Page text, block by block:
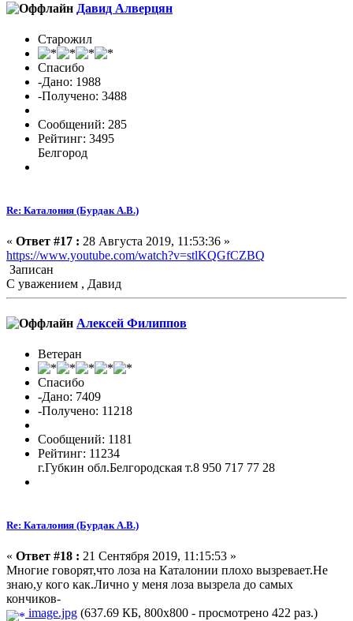
Давид Алверцян
Старожил
Спасибо
-Дано: 1988
-Получено: 3488
Сообщений: 285
Рейтинг: 3495
Белгород
Re: Каталония (Бурдак А.В.)
« Ответ #17 : 28 Августа 2019, 11:53:36 »
https://www.youtube.com/watch?v=stlKQGfCZBQ
Записан
С уважением , Давид
Алексей Филиппов
Ветеран
Спасибо
-Дано: 7409
-Получено: 11218
Сообщений: 1181
Рейтинг: 11234
г.Губкин обл.Белгородская т.8 950 717 77 28
Re: Каталония (Бурдак А.В.)
« Ответ #18 : 21 Сентября 2019, 11:15:53 »
Многие говорят,что лоза на Каталонии плохо вызревает.Не
знаю,у кого как.Лично у меня лоза вызрела до самых
кончиков-
image.jpg (637.69 КБ, 800x800 - просмотрено 422 раз.)